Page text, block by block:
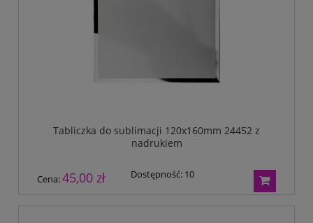
Tabliczka do sublimacji 120x160mm 24452 z
nadrukiem
Cena:45,00 zł Dostępność: 10